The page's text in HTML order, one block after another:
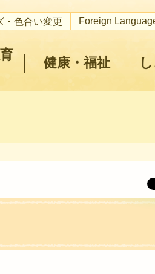
・色合い変更 Foreign
健康・福祉